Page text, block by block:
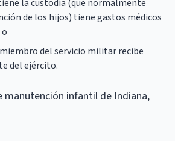
la custodia (que normalmente
de los hijos) tiene gastos médicos
miembro del servicio militar recibe
del ejército.
manutención infantil de Indiana,